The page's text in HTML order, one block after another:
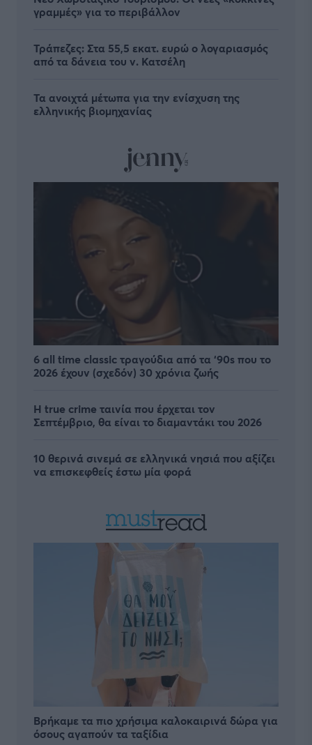
γραμμές» για το περιβάλλον
Τράπεζες: Στα 55,5 εκατ. ευρώ ο λογαριασμός
από τα δάνεια του ν. Κατσέλη
Τα ανοιχτά μέτωπα για την ενίσχυση της
ελληνικής βιομηχανίας
6 all time classic τραγούδια από τα ‘90s που το
2026 έχουν (σχεδόν) 30 χρόνια ζωής
Η true crime ταινία που έρχεται τον
Σεπτέμβριο, θα είναι το διαμαντάκι του 2026
10 θερινά σινεμά σε ελληνικά νησιά που αξίζει
να επισκεφθείς έστω μία φορά
Βρήκαμε τα πιο χρήσιμα καλοκαιρινά δώρα για
όσους αγαπούν τα ταξίδια